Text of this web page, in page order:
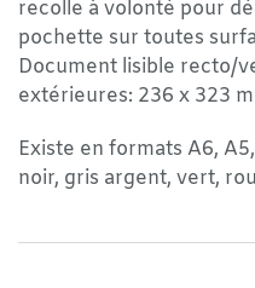
recolle à volonté pour
pochette sur toutes
Document lisible recto/
extérieures: 236 x 323
Existe en formats A6,
noir, gris argent, vert,